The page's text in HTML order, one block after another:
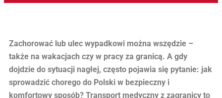
Zachorować lub ulec wypadkowi można wszędzie –
także na wakacjach czy w pracy za granicą. A gdy
dojdzie do sytuacji nagłej, często pojawia się pytanie: jak
sprowadzić chorego do Polski w bezpieczny i
komfortowy sposób? Transport medyczny z zagranicy to